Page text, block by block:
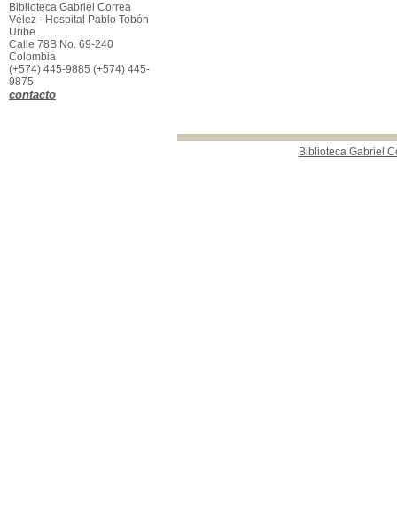
Biblioteca Gabriel
Kapur, Sunil
Kapur, Sunil[2]
Koplan, Bruce A.
Koplan, Bruce A.
Marín, Jorge
Marín, Jorge[2]
Matos, Carlos D
Matos, Carlos D[2]
[+]
Título de publicación
Journal of Interventional Cardiac Electrophysiology
Biblioteca Gabriel Correa
Vélez - Hospital Pablo Tobón
Uribe
Calle 78B No. 69-240
Colombia
(+574) 445-9885 (+574) 445-
9875
contacto